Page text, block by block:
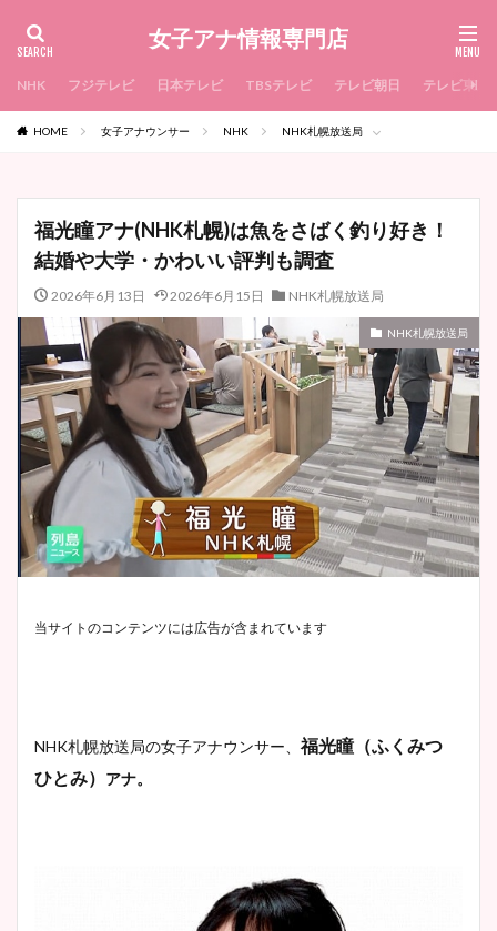
女子アナ情報専門店
NHK フジテレビ 日本テレビ TBSテレビ テレビ朝日 テレビ東京
HOME 女子アナウンサー NHK NHK札幌放送局
福光瞳アナ(NHK札幌)は魚をさばく釣り好き！
結婚や大学・かわいい評判も調査
2026年6月13日 2026年6月15日 NHK札幌放送局
NHK札幌放送局
当サイトのコンテンツには広告が含まれています
NHK札幌放送局の女子アナウンサー、 福光瞳（ふくみつ
ひとみ） アナ。